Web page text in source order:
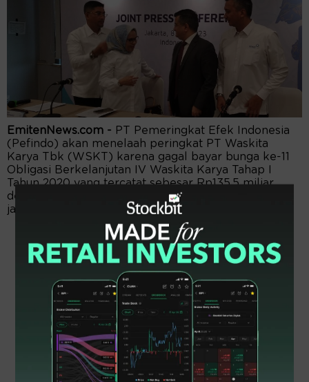
EmitenNews.com - PT Pemeringkat Efek Indonesia
(Pefindo) akan menelaah peringkat PT Waskita
Karya Tbk (WSKT) karena gagal bayar bunga ke-11
Obligasi Berkelanjutan IV Waskita Karya Tahap I
Tahun 2020 yang tercatat sebesar Rp135,5 miliar
dengan bunga tetap 10,75 persen per tahun hingga
jatuh tempo tanggal 6 Agustus 2022.